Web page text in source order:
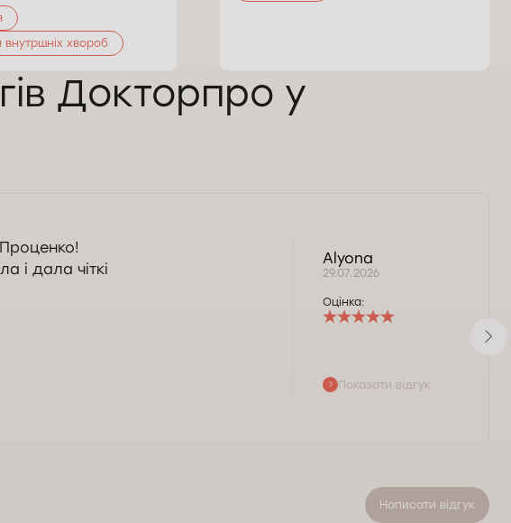
внутршніх хвороб
Докторпро у
і дала чіткі
Alyona
29.07.2026
Оцінка:
Показати відгук
Написати відгук